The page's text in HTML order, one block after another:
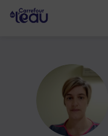
CL